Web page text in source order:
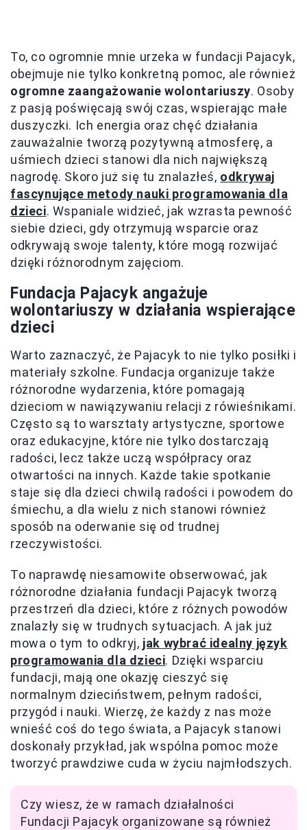
To, co ogromnie mnie urzeka w fundacji Pajacyk,
obejmuje nie tylko konkretną pomoc, ale również
ogromne zaangażowanie wolontariuszy. Osoby
z pasją poświęcają swój czas, wspierając małe
duszyczki. Ich energia oraz chęć działania
zauważalnie tworzą pozytywną atmosferę, a
uśmiech dzieci stanowi dla nich największą
nagrodę. Skoro już się tu znalazłeś, odkrywaj
fascynujące metody nauki programowania dla
dzieci. Wspaniale widzieć, jak wzrasta pewność
siebie dzieci, gdy otrzymują wsparcie oraz
odkrywają swoje talenty, które mogą rozwijać
dzięki różnorodnym zajęciom.
Fundacja Pajacyk angażuje
wolontariuszy w działania wspierające
dzieci
Warto zaznaczyć, że Pajacyk to nie tylko posiłki i
materiały szkolne. Fundacja organizuje także
różnorodne wydarzenia, które pomagają
dzieciom w nawiązywaniu relacji z rówieśnikami.
Często są to warsztaty artystyczne, sportowe
oraz edukacyjne, które nie tylko dostarczają
radości, lecz także uczą współpracy oraz
otwartości na innych. Każde takie spotkanie
staje się dla dzieci chwilą radości i powodem do
śmiechu, a dla wielu z nich stanowi również
sposób na oderwanie się od trudnej
rzeczywistości.
To naprawdę niesamowite obserwować, jak
różnorodne działania fundacji Pajacyk tworzą
przestrzeń dla dzieci, które z różnych powodów
znalazły się w trudnych sytuacjach. A jak już
mowa o tym to odkryj, jak wybrać idealny język
programowania dla dzieci. Dzięki wsparciu
fundacji, mają one okazję cieszyć się
normalnym dzieciństwem, pełnym radości,
przygód i nauki. Wierzę, że każdy z nas może
wnieść coś do tego świata, a Pajacyk stanowi
doskonały przykład, jak wspólna pomoc może
tworzyć prawdziwe cuda w życiu najmłodszych.
Czy wiesz, że w ramach działalności
Fundacji Pajacyk organizowane są również